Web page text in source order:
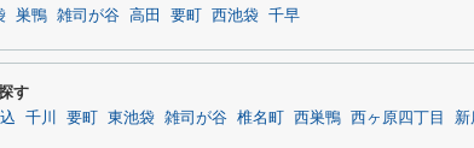
巣鴨 雑司が谷 高田 要町 西池袋 千早
す
千川 要町 東池袋 雑司が谷 椎名町 西巣鴨 西ヶ原四丁目 新